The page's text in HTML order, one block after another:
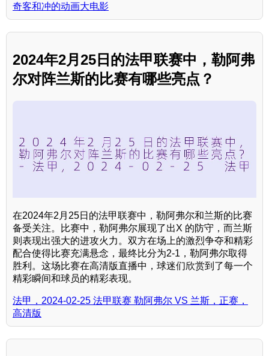
奇客和冲的动画大电影
2024年2月25日的法甲联赛中，勒阿弗
尔对阵兰斯的比赛有哪些亮点？
在2024年2月25日的法甲联赛中，勒阿弗尔和兰斯的比赛
备受关注。比赛中，勒阿弗尔展现了出X 的防守，而兰斯
则表现出强大的进攻火力。双方在场上的激烈争夺和精彩
配合使得比赛充满悬念，最终比分为2-1，勒阿弗尔取得
胜利。这场比赛在高清版直播中，球迷们欣赏到了每一个
精彩瞬间和球员的精彩表现。
法甲，2024-02-25 法甲联赛 勒阿弗尔 VS 兰斯，正赛，
高清版